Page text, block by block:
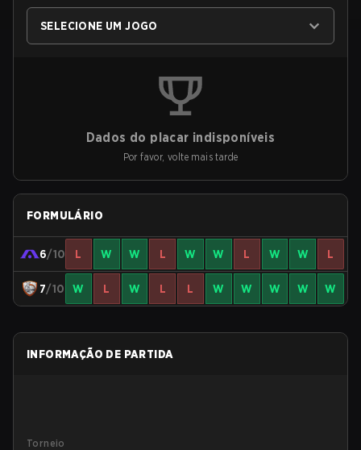
SELECIONE UM JOGO
Dados do placar indisponíveis
Por favor, volte mais tarde
FORMULÁRIO
6/10 L W W L W W L W W L
7/10 W L W L L W W W W W
INFORMAÇÃO DE PARTIDA
Torneio